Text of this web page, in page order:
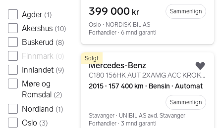
Agder (1)
Akershus (10)
Buskerud (8)
Finnmark (0)
Innlandet (9)
Møre og
Romsdal (2)
Nordland (1)
Oslo (3)
399 000 kr
Sammenlign
Oslo ∙ NORDISK BIL AS
Forhandler ∙ 6 mnd garanti
Solgt
Mercedes-Benz
C180 156HK AUT 2XAMG ACC KROK LUFT HEAD UP +++
2015 ∙ 157 400 km ∙ Bensin ∙ Automat
Sammenlign
Stavanger ∙ UNIBIL AS avd. Stavanger
Forhandler ∙ 3 mnd garanti
Gå til annonsen